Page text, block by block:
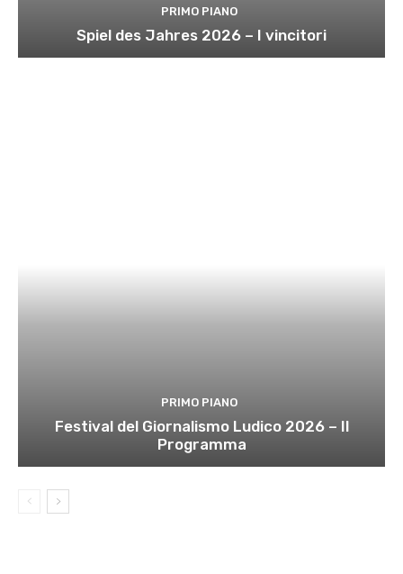
PRIMO PIANO
Spiel des Jahres 2026 – I vincitori
PRIMO PIANO
Festival del Giornalismo Ludico 2026 – Il
Programma